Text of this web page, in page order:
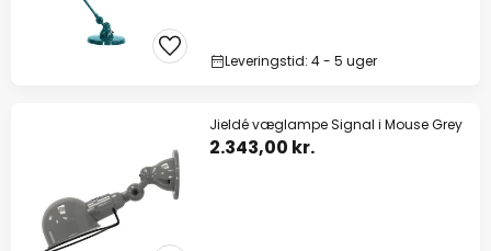
Leveringstid: 4 - 5 uger
Jieldé væglampe Signal i Mouse Grey
2.343,00 kr.